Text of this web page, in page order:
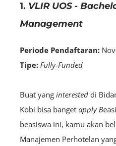
1. VLIR UOS -
Management
Periode Pendaftaran:
Tipe: Fully-Funded
Buat yang interested di
Kobi bisa banget apply B
beasiswa ini, kamu akan
Manajemen Perhotelan